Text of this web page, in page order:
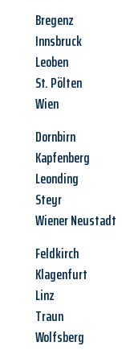
Bregenz
Innsbruck
Leoben
St. Pölten
Wien
Dornbirn
Kapfenberg
Leonding
Steyr
Wiener Neustadt
Feldkirch
Klagenfurt
Linz
Traun
Wolfsberg